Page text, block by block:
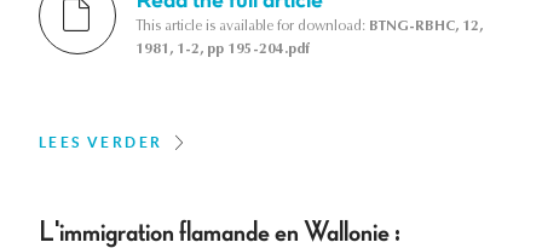
This article is available for download: BTNG-RBHC, 12,
1981, 1-2, pp 195-204.pdf
LEES VERDER
L'immigration flamande en Wallonie :